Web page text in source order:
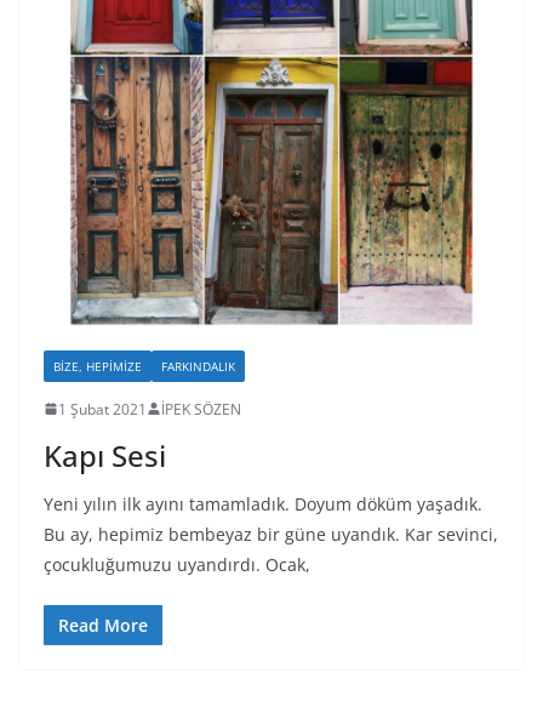
BIZE, HEPIMIZE FARKINDALIK
1 Şubat 2021 İPEK SÖZEN
Kapı Sesi
Yeni yılın ilk ayını tamamladık. Doyum döküm yaşadık.
Bu ay, hepimiz bembeyaz bir güne uyandık. Kar sevinci,
çocukluğumuzu uyandırdı. Ocak,
Read More